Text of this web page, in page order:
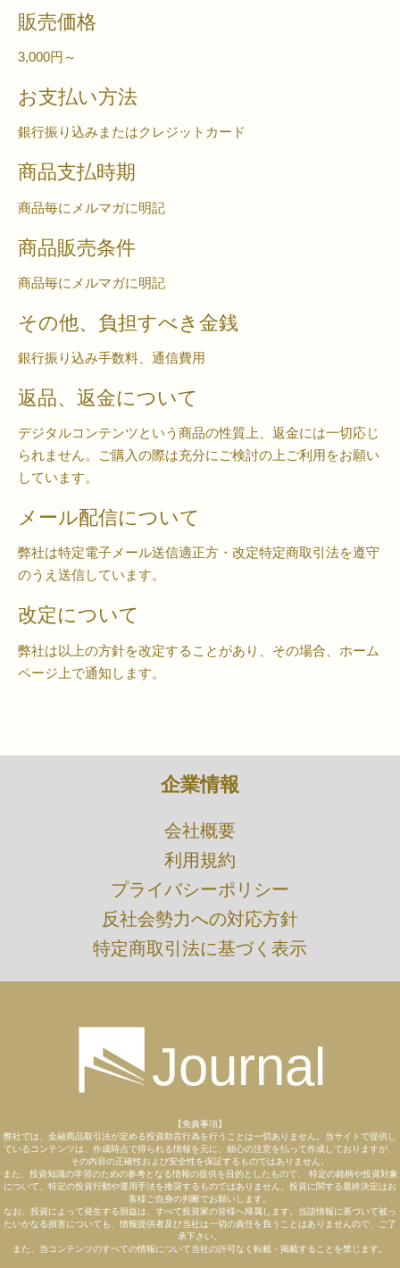
販売価格
3,000円～
お支払い方法
銀行振り込みまたはクレジットカード
商品支払時期
商品毎にメルマガに明記
商品販売条件
商品毎にメルマガに明記
その他、負担すべき金銭
銀行振り込み手数料、通信費用
返品、返金について
デジタルコンテンツという商品の性質上、返金には一切応じ
られません。ご購入の際は充分にご検討の上ご利用をお願い
しています。
メール配信について
弊社は特定電子メール送信適正方・改定特定商取引法を遵守
のうえ送信しています。
改定について
弊社は以上の方針を改定することがあり、その場合、ホーム
ページ上で通知します。
企業情報
​会社概要
利用規約
プライバシーポリシー
​反社会勢力への対応方針
特定商取引法に基づく表示
Journal
【免責事項】
弊社では、金融商品取引法が定める投資助言行為を行うことは一切ありません。当サイトで提供し
ているコンテンツは、作成時点で得られる情報を元に、細心の注意を払って作成しておりますが、
その内容の正確性および安全性を保証するものではありません。
また、投資知識の学習のための参考となる情報の提供を目的としたもので、 特定の銘柄や投資対象
について、特定の投資行動や運用手法を推奨するものではありません。投資に関する最終決定はお
客様ご自身の判断でお願いします。
なお、投資によって発生する損益は、すべて投資家の皆様へ帰属します。当該情報に基づいて被っ
たいかなる損害についても、情報提供者及び当社は一切の責任を負うことはありませんので、ご了
承下さい。
また、当コンテンツのすべての情報について当社の許可なく転載・掲載することを禁じます。